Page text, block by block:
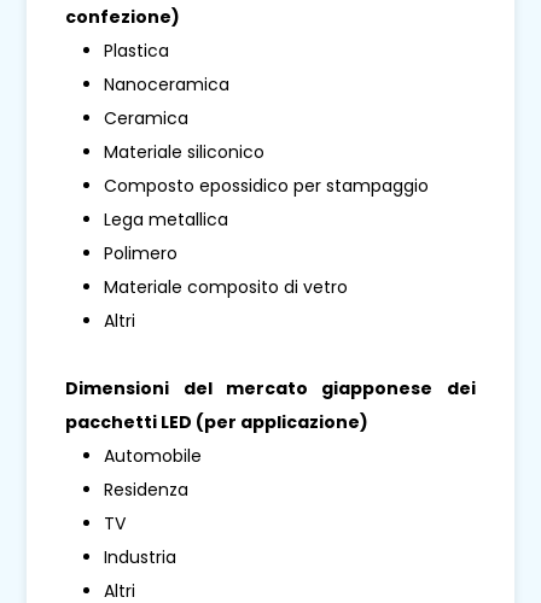
confezione)
Plastica
Nanoceramica
Ceramica
Materiale siliconico
Composto epossidico per stampaggio
Lega metallica
Polimero
Materiale composito di vetro
Altri
Dimensioni del mercato giapponese dei
pacchetti LED (per applicazione)
Automobile
Residenza
TV
Industria
Altri